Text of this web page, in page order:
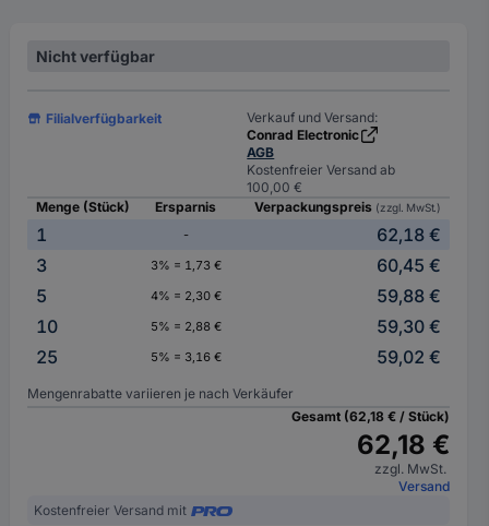
Nicht verfügbar
Filialverfügbarkeit
Verkauf und Versand:
Conrad Electronic
AGB
Kostenfreier Versand ab
100,00 €
Menge (Stück)
Ersparnis Verpackungspreis (zzgl. MwSt.)
1 -
62,18 €
3
3% = 1,73 €
60,45 €
5
4% = 2,30 €
59,88 €
10
5% = 2,88 €
59,30 €
25
5% = 3,16 € 59,02 €
Mengenrabatte variieren je nach Verkäufer
Gesamt (62,18 € / Stück)
62,18 €
zzgl. MwSt.
Versand
Kostenfreier Versand mit